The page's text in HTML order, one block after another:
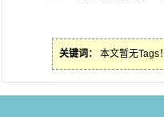
关键词： 本文暂无Tags！